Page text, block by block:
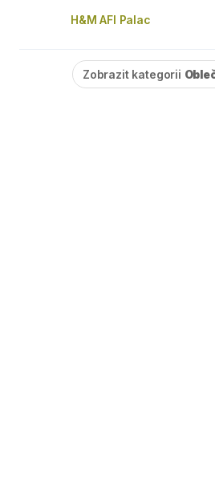
H&M AFI Palac
Zobrazit kategorii